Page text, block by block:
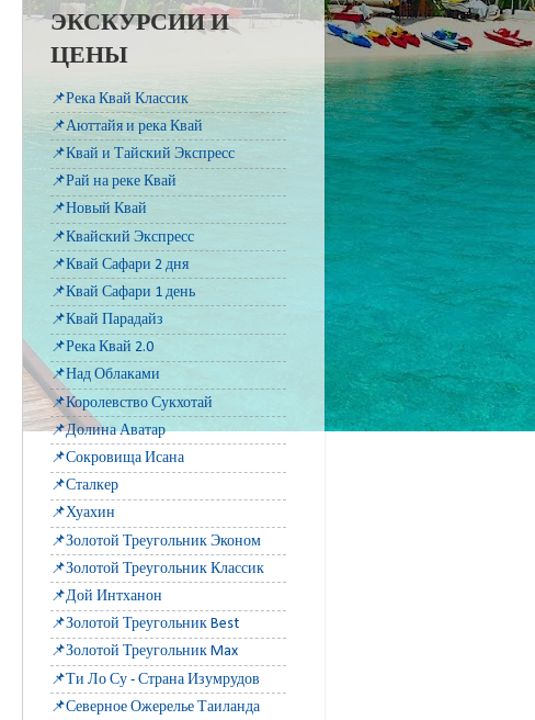
ЭКСКУРСИИ И
ЦЕНЫ
📌Река Квай Классик
📌Аюттайя и река Квай
📌Квай и Тайский Экспресс
📌Рай на реке Квай
📌Новый Квай
📌Квайский Экспресс
📌Квай Сафари 2 дня
📌Квай Сафари 1 день
📌Квай Парадайз
📌Река Квай 2.0
📌Над Облаками
📌Королевство Сукхотай
📌Долина Аватар
📌Сокровища Исана
📌Сталкер
📌Хуахин
📌Золотой Треугольник Эконом
📌Золотой Треугольник Классик
📌Дой Интханон
📌Золотой Треугольник Best
📌Золотой Треугольник Max
📌Ти Ло Су - Страна Изумрудов
📌Северное Ожерелье Таиланда